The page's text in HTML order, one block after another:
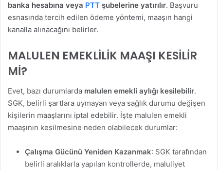
banka hesabına veya PTT şubelerine yatırılır. Başvuru
esnasında tercih edilen ödeme yöntemi, maaşın hangi
kanalla alınacağını belirler.
MALULEN EMEKLİLİK MAAŞI KESİLİR
Mİ?
Evet, bazı durumlarda malulen emekli aylığı kesilebilir.
SGK, belirli şartlara uymayan veya sağlık durumu değişen
kişilerin maaşlarını iptal edebilir. İşte malulen emekli
maaşının kesilmesine neden olabilecek durumlar:
Çalışma Gücünü Yeniden Kazanmak: SGK tarafından
belirli aralıklarla yapılan kontrollerde, maluliyet